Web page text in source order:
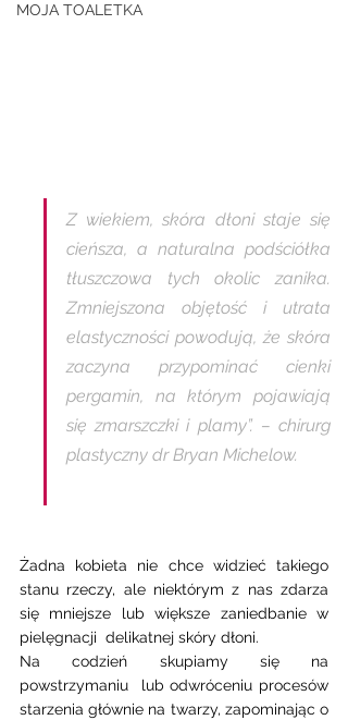
MOJA TOALETKA
Z wiekiem, skóra dłoni staje się
cieńsza, a naturalna podściółka
tłuszczowa tych okolic zanika.
Zmniejszona objętość i utrata
elastyczności powodują, że skóra
zaczyna przypominać cienki
pergamin, na którym pojawiają
się zmarszczki i plamy”. – chirurg
plastyczny dr Bryan Michelow.
Żadna kobieta nie chce widzieć takiego
stanu rzeczy, ale niektórym z nas zdarza
się mniejsze lub większe zaniedbanie w
pielęgnacji  delikatnej skóry dłoni.
Na codzień skupiamy się na
powstrzymaniu  lub odwróceniu procesów
starzenia głównie na twarzy, zapominając o